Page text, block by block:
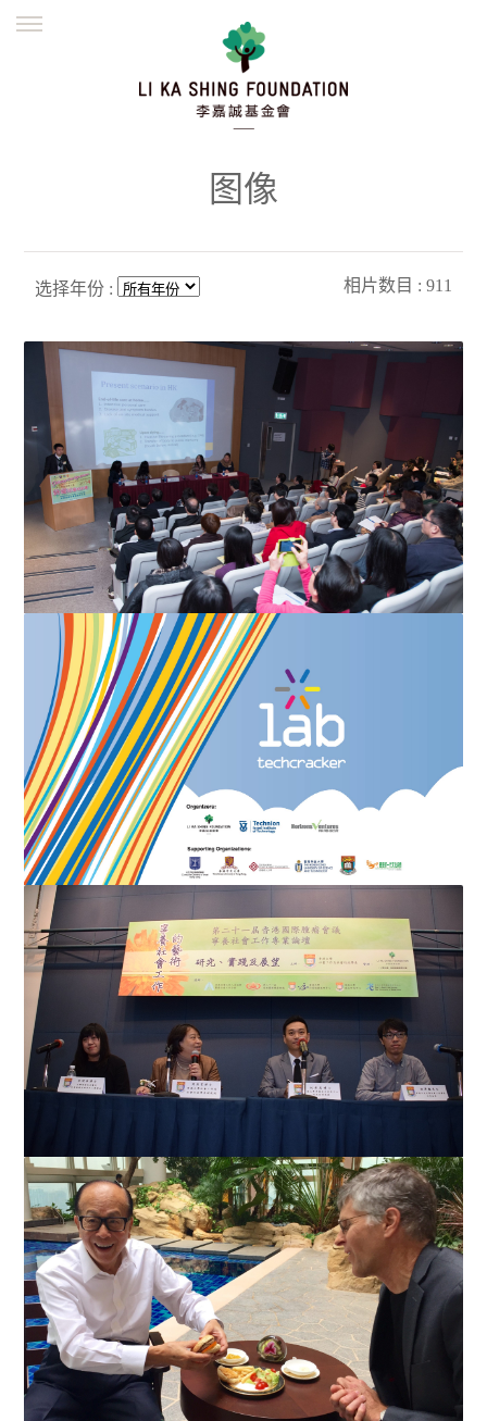
繁體
图像
选择年份 : 相片数目 : 911
第七届华人地区医护人员 纾缓治疗研讨会 鼓励延伸纾缓
治疗服务至社区
「科技夹子.营」 第一课:坚守信念 以色列诺贝尔大师传授
创新心法
「宁养社会工作的艺术：研究、实践及展望」 第二十一
届香港国际肿瘤会议 宁养...